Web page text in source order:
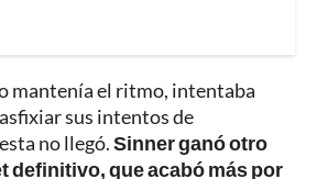
mantenía el ritmo, intentaba
sus intentos de
no llegó.Sinner ganó otro
definitivo, que acabó más por